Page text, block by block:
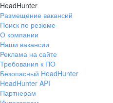
HeadHunter
Размещение вакансий
Поиск по резюме
О компании
Наши вакансии
Реклама на сайте
Требования к ПО
Безопасный HeadHunter
HeadHunter API
Партнерам